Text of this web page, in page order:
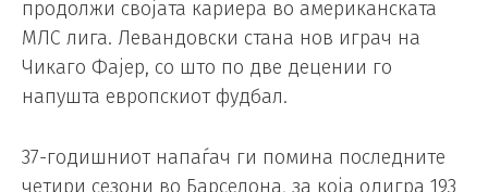
продолжи својата кариера во американската
МЛС лига. Левандовски стана нов играч на
Чикаго Фајер, со што по две децении го
напушта европскиот фудбал.
37-годишниот напаѓач ги помина последните
четири сезони во Барселона, за која одигра 193